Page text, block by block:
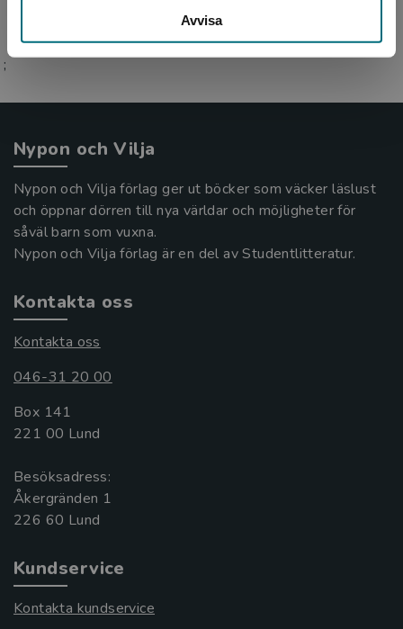
Avvisa
;
Nypon och Vilja
Nypon och Vilja förlag ger ut böcker som väcker läslust
och öppnar dörren till nya världar och möjligheter för
såväl barn som vuxna.
Nypon och Vilja förlag är en del av Studentlitteratur.
Kontakta oss
Kontakta oss
046-31 20 00
Box 141
221 00 Lund
Besöksadress:
Åkergränden 1
Kundservice
Kontakta kundservice